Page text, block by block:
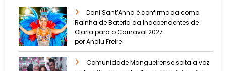
Dani Sant’Anna é confirmada como
Rainha de Bateria da Independentes de
Olaria para o Carnaval 2027
por Analu Freire
Comunidade Mangueirense solta a voz